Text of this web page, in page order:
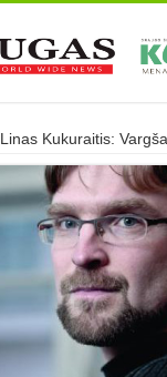
Linas Kukuraitis: